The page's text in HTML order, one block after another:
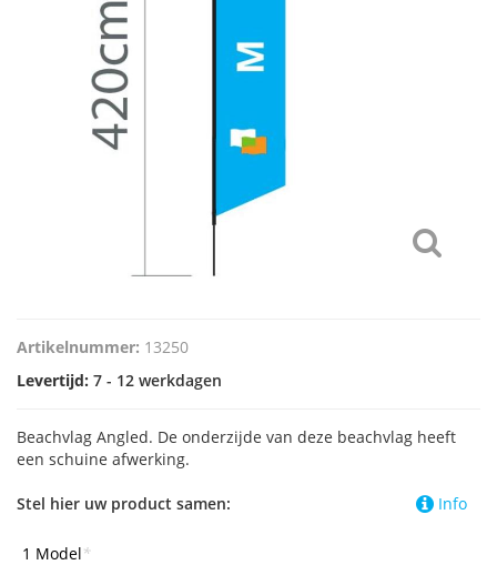
Artikelnummer: 13250
Levertijd: 7 - 12 werkdagen
Beachvlag Angled. De onderzijde van deze beachvlag heeft
een schuine afwerking.
Info
Stel hier uw product samen:
1 Model*